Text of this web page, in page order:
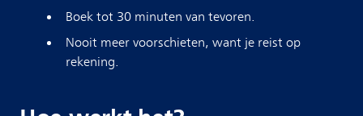
Boek tot 30 minuten van tevoren.
Nooit meer voorschieten, want je reist op
rekening.